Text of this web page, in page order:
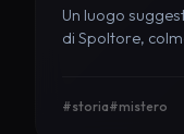
Un luogo
di Spoltore,
#storia#mistero